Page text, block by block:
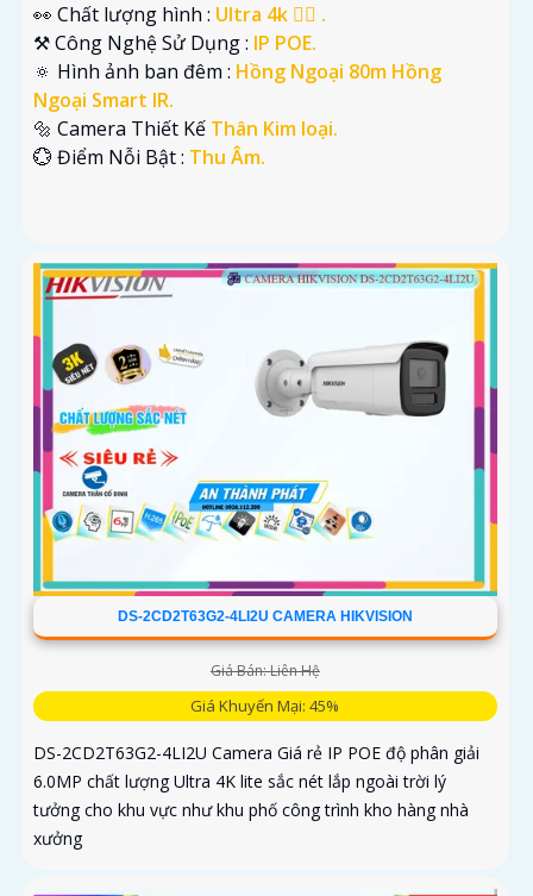
👀 Chất lượng hình : Ultra 4k 👍🏾 .
⚒ Công Nghệ Sử Dụng : IP POE.
🔅 Hình ảnh ban đêm : Hồng Ngoại 80m Hồng
Ngoại Smart IR.
🔩 Camera Thiết Kế Thân Kim loại.
️💮 Điểm Nỗi Bật : Thu Âm.
DS-2CD2T63G2-4LI2U CAMERA HIKVISION
Giá Bán: Liên Hệ
Giá Khuyến Mại: 45%
DS-2CD2T63G2-4LI2U Camera Giá rẻ IP POE độ phân giải
6.0MP chất lượng Ultra 4K lite sắc nét lắp ngoài trời lý
tưởng cho khu vực như khu phố công trình kho hàng nhà
xưởng